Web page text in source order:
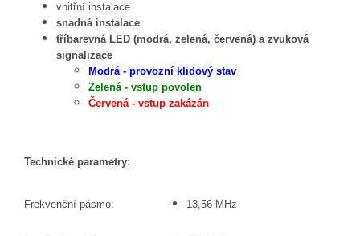
vnitřní instalace
snadná instalace
tříbarevná LED (modrá, zelená, červená) a zvuková
signalizace
Modrá - provozní klidový stav
Zelená - vstup povolen
Červená - vstup zakázán
Technické parametry:
Frekvenční pásmo: 13,56 MHz